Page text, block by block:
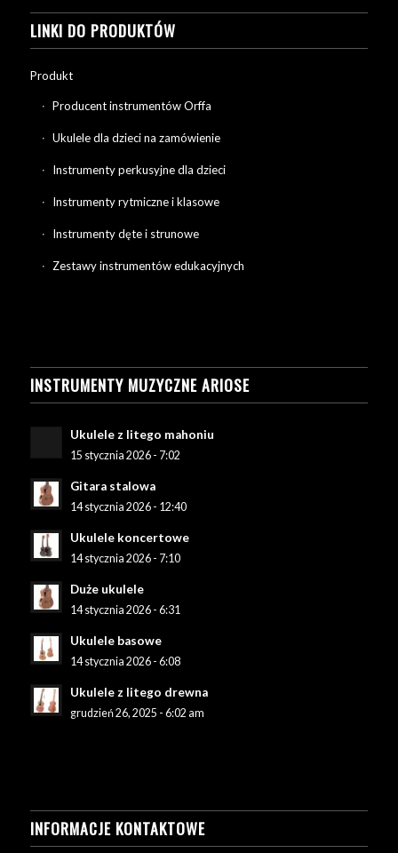
LINKI DO PRODUKTÓW
Produkt
Producent instrumentów Orffa
Ukulele dla dzieci na zamówienie
Instrumenty perkusyjne dla dzieci
Instrumenty rytmiczne i klasowe
Instrumenty dęte i strunowe
Zestawy instrumentów edukacyjnych
INSTRUMENTY MUZYCZNE ARIOSE
Ukulele z litego mahoniu
15 stycznia 2026 - 7:02
Gitara stalowa
14 stycznia 2026 - 12:40
Ukulele koncertowe
14 stycznia 2026 - 7:10
Duże ukulele
14 stycznia 2026 - 6:31
Ukulele basowe
14 stycznia 2026 - 6:08
Ukulele z litego drewna
grudzień 26, 2025 - 6:02 am
INFORMACJE KONTAKTOWE